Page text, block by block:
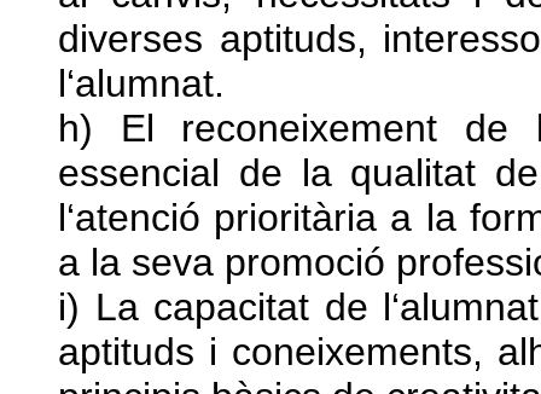
diverses aptituds,
l‘alumnat.
h) El reconeixement
essencial de la qualitat
l‘atenció prioritària a la
a la seva promoció
i) La capacitat de
aptituds i coneixements,